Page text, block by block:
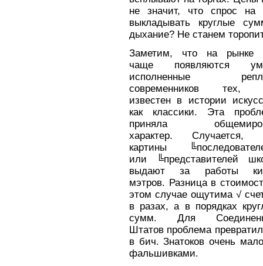
не значит, что спрос
выкладывать круглые
дыхание? Не станем
Заметим, что на рынке
чаще появляются
исполненные
современников тех,
известен в истории
как классики. Эта
приняла
характер. Случается,
картины
или ╚представителей
выдают за работы
мэтров. Разница в
этом случае ощутима √
в разах, а в порядках
сумм. Для
Штатов проблема
в бич. Знатоков очень
фальшивками.